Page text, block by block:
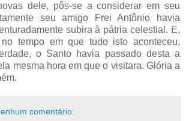
dele, pôs-se a considerar em seu
seu amigo Frei Antônio havia
subira à pátria celestial. E,
tempo em que tudo isto aconteceu,
o Santo havia passado desta a
mesma hora em que o visitara. Glória a
comentário: